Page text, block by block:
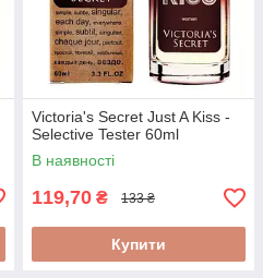
Victoria's Secret Just A Kiss -
Selective Tester 60ml
В наявності
119,70 ₴ 133 ₴
Купити